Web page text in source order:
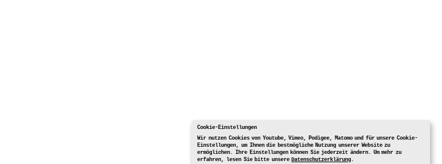
Cookie-Einstellungen
Wir nutzen Cookies von Youtube, Vimeo, Podigee, Matomo und für unsere Cookie-
Einstellungen, um Ihnen die bestmögliche Nutzung unserer Website zu
ermöglichen. Ihre Einstellungen können Sie jederzeit ändern. Um mehr zu
erfahren, lesen Sie bitte unsereDatenschutzerklärung.